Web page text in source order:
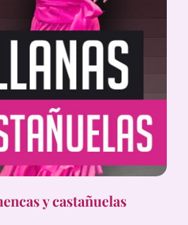
y castañuelas